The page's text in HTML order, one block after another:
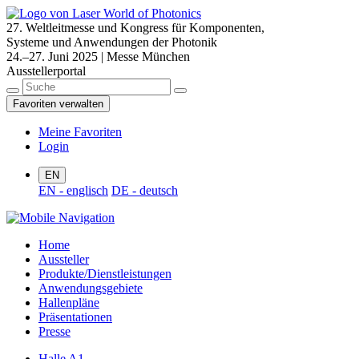
27. Weltleitmesse und Kongress für Komponenten,
Systeme und Anwendungen der Photonik
24.–27. Juni 2025 | Messe München
Ausstellerportal
Favoriten verwalten
Meine Favoriten
Login
EN
EN - englisch DE - deutsch
Home
Aussteller
Produkte/Dienstleistungen
Anwendungsgebiete
Hallenpläne
Präsentationen
Presse